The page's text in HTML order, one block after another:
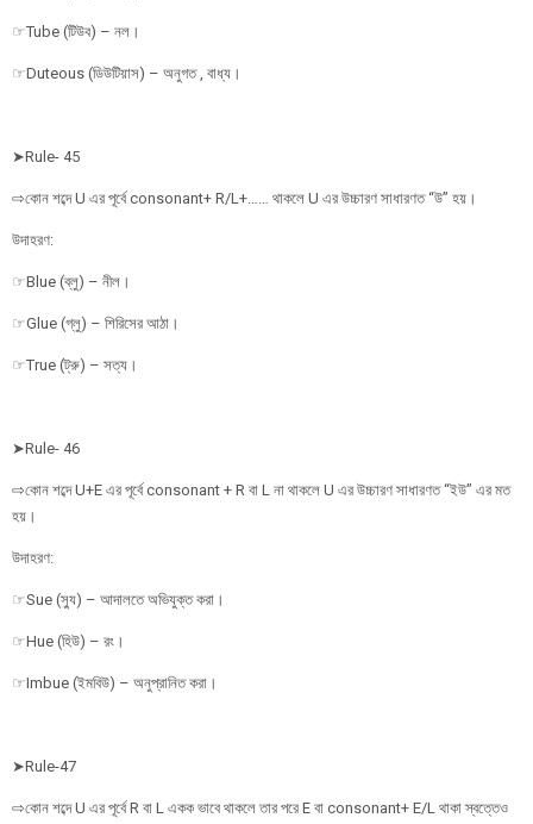
☞Tube (টিউব) – নল।
☞Duteous (ডিউটিয়াস) – অনুগত , বাধ্য।
➤Rule- 45
⇨কোন শব্দে U এর পূর্বে consonant+ R/L+…… থাকলে U এর উচ্চারণ সাধারণত “উ” হয়।
উদাহরণ:
☞Blue (ব্লু) – নীল।
☞Glue (গ্লু) – শিরিসের আঠা।
☞True (ট্রু) – সত্য।
➤Rule- 46
⇨কোন শব্দে U+E এর পূর্বে consonant + R বা L না থাকলে U এর উচ্চারণ সাধারণত “ইউ” এর মত
হয়।
উদাহরণ:
☞Sue (স্যু) – আদালতে অভিযুক্ত করা।
☞Hue (হিউ) – রং।
☞Imbue (ইমবিউ) – অনুপ্রানিত করা।
➤Rule-47
⇨কোন শব্দে U এর পূর্বে R বা L একক ভাবে থাকলে তার পরে E বা consonant+ E/L থাকা স্বত্তেও